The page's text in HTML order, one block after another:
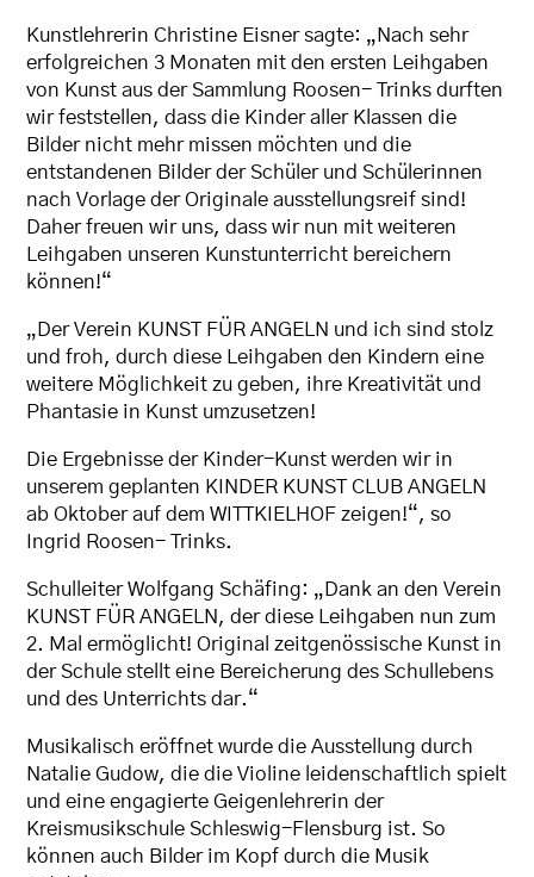
Kunstlehrerin Christine Eisner sagte: „Nach sehr
erfolgreichen 3 Monaten mit den ersten Leihgaben
von Kunst aus der Sammlung Roosen- Trinks durften
wir feststellen, dass die Kinder aller Klassen die
Bilder nicht mehr missen möchten und die
entstandenen Bilder der Schüler und Schülerinnen
nach Vorlage der Originale ausstellungsreif sind!
Daher freuen wir uns, dass wir nun mit weiteren
Leihgaben unseren Kunstunterricht bereichern
können!“
„Der Verein KUNST FÜR ANGELN und ich sind stolz
und froh, durch diese Leihgaben den Kindern eine
weitere Möglichkeit zu geben, ihre Kreativität und
Phantasie in Kunst umzusetzen!
Die Ergebnisse der Kinder-Kunst werden wir in
unserem geplanten KINDER KUNST CLUB ANGELN
ab Oktober auf dem WITTKIELHOF zeigen!“, so
Ingrid Roosen- Trinks.
Schulleiter Wolfgang Schäfing: „Dank an den Verein
KUNST FÜR ANGELN, der diese Leihgaben nun zum
2. Mal ermöglicht! Original zeitgenössische Kunst in
der Schule stellt eine Bereicherung des Schullebens
und des Unterrichts dar.“
Musikalisch eröffnet wurde die Ausstellung durch
Natalie Gudow, die die Violine leidenschaftlich spielt
und eine engagierte Geigenlehrerin der
Kreismusikschule Schleswig-Flensburg ist. So
können auch Bilder im Kopf durch die Musik